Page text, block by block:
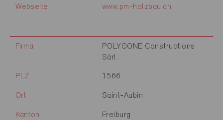
Webseite www.pm-holzbau.ch
Firma
POLYGONE Constructions
Sàrl
PLZ 1566
Ort Saint-Aubin
Kanton Freiburg